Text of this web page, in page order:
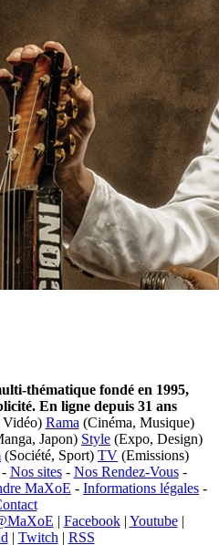
thématique fondé en 1995,
En ligne depuis 31 ans
Rama (Cinéma, Musique)
Japon) Style (Expo, Design)
(Société, Sport) TV (Emissions)
Nos sites- Nos Rendez-Vous-
MaXoE - Informations légales -
| Facebook| Youtube|
| Twitch | RSS